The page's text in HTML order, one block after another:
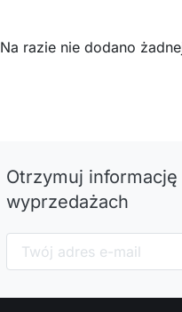
Na razie nie dodano
Otrzymuj
wyprzedażach